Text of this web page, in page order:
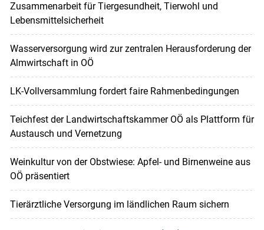
Zusammenarbeit für Tiergesundheit, Tierwohl und
Lebensmittelsicherheit
Wasserversorgung wird zur zentralen Herausforderung der
Almwirtschaft in OÖ
LK-Vollversammlung fordert faire Rahmenbedingungen
Teichfest der Landwirtschaftskammer OÖ als Plattform für
Austausch und Vernetzung
Weinkultur von der Obstwiese: Apfel- und Birnenweine aus
OÖ präsentiert
Tierärztliche Versorgung im ländlichen Raum sichern